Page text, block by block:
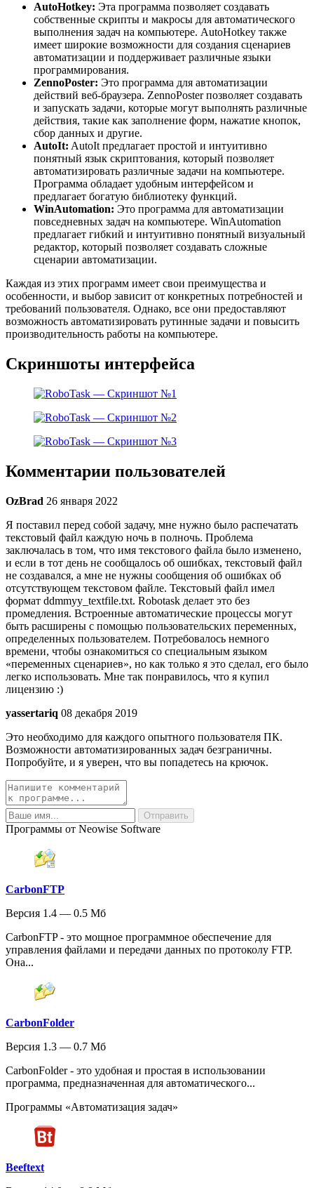
AutoHotkey: Эта программа позволяет создавать
собственные скрипты и макросы для автоматического
выполнения задач на компьютере. AutoHotkey также
имеет широкие возможности для создания сценариев
автоматизации и поддерживает различные языки
программирования.
ZennoPoster: Это программа для автоматизации
действий веб-браузера. ZennoPoster позволяет создавать
и запускать задачи, которые могут выполнять различные
действия, такие как заполнение форм, нажатие кнопок,
сбор данных и другие.
AutoIt: AutoIt предлагает простой и интуитивно
понятный язык скриптования, который позволяет
автоматизировать различные задачи на компьютере.
Программа обладает удобным интерфейсом и
предлагает богатую библиотеку функций.
WinAutomation: Это программа для автоматизации
повседневных задач на компьютере. WinAutomation
предлагает гибкий и интуитивно понятный визуальный
редактор, который позволяет создавать сложные
сценарии автоматизации.
Каждая из этих программ имеет свои преимущества и
особенности, и выбор зависит от конкретных потребностей и
требований пользователя. Однако, все они предоставляют
возможность автоматизировать рутинные задачи и повысить
производительность работы на компьютере.
Скриншоты интерфейса
Комментарии пользователей
OzBrad 26 января 2022
Я поставил перед собой задачу, мне нужно было распечатать
текстовый файл каждую ночь в полночь. Проблема
заключалась в том, что имя текстового файла было изменено,
и если в тот день не сообщалось об ошибках, текстовый файл
не создавался, а мне не нужны сообщения об ошибках об
отсутствующем текстовом файле. Текстовый файл имел
формат ddmmyy_textfile.txt. Robotask делает это без
промедления. Встроенные автоматические процессы могут
быть расширены с помощью пользовательских переменных,
определенных пользователем. Потребовалось немного
времени, чтобы ознакомиться со специальным языком
«переменных сценариев», но как только я это сделал, его было
легко использовать. Мне так понравилось, что я купил
лицензию :)
yassertariq 08 декабря 2019
Это необходимо для каждого опытного пользователя ПК.
Возможности автоматизированных задач безграничны.
Попробуйте, и я уверен, что вы попадетесь на крючок.
Программы от Neowise Software
CarbonFTP
Версия 1.4 — 0.5 Мб
CarbonFTP - это мощное программное обеспечение для
управления файлами и передачи данных по протоколу FTP.
Она...
CarbonFolder
Версия 1.3 — 0.7 Мб
CarbonFolder - это удобная и простая в использовании
программа, предназначенная для автоматического...
Программы «Автоматизация задач»
Beeftext